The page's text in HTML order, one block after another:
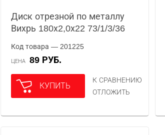
Диск отрезной по металлу
Вихрь 180х2,0х22 73/1/3/36
Код товара — 201225
ЦЕНА 89 РУБ.
КУПИТЬ
К СРАВНЕНИЮ
ОТЛОЖИТЬ